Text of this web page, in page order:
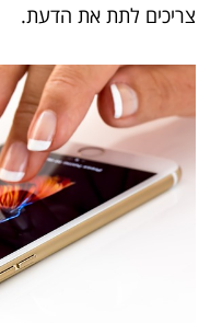
צריכים לתת את הדעת.